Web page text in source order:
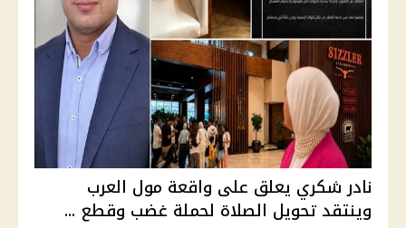
نادر شكري يعلق على واقعة مول العرب
وينتقد تحويل الصلاة لحملة غضب وقطع ...